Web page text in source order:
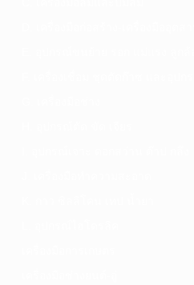
D. เครื่องมือก่อสร้าง-เครื่องมืออุตส